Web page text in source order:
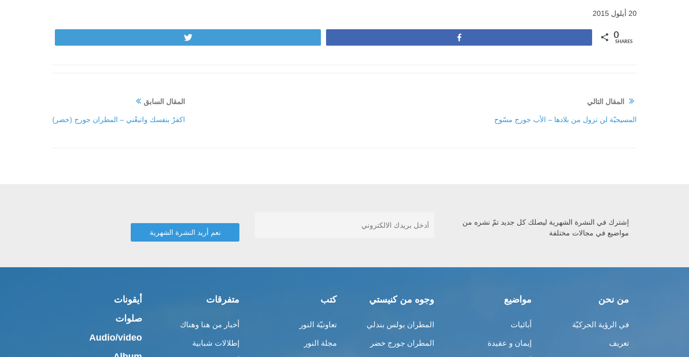
20 أيلول 2015
0
SHARES
المقال السابق
اكفرْ بنفسك واتبعْني – المطران جورج (خضر)
المقال التالي
المسيحيّة لن تزول من بلادها – الأب جورج مسّوح
إشترك في النشرة الشهرية ليصلك كل جديد تمّ نشره من
مواضيع في مجالات مختلفة
من نحن
في الرؤية الحركيّة
تعريف
مواضيع
أبائيات
إيمان و عقيدة
وجوه من كنيستي
المطران بولس بندلي
المطران جورج خضر
كتب
تعاونيّة النور
مجلة النور
متفرقات
أخبار من هنا وهناك
إطلالات شبابية
أيقونات
صلوات
Audio/video